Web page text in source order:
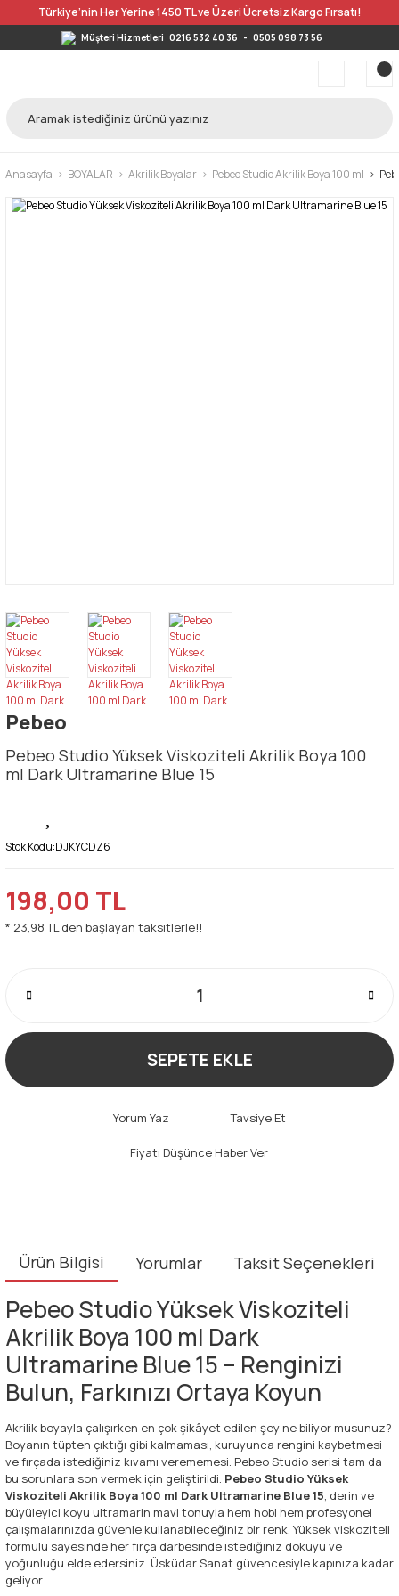
Türkiye’nin Her Yerine 1450 TL ve Üzeri Ücretsiz Kargo Fırsatı!
Müşteri Hizmetleri 0216 532 40 36 - 0505 098 73 56
Anasayfa BOYALAR Akrilik Boyalar Pebeo Studio Akrilik Boya 100 ml
Pebeo
Pebeo Studio Yüksek Viskoziteli Akrilik Boya 100
ml Dark Ultramarine Blue 15
Stok Kodu:DJKYCDZ6
198,00 TL
* 23,98 TL den başlayan taksitlerle!!
SEPETE EKLE
Yorum Yaz Tavsiye Et
Fiyatı Düşünce Haber Ver
Ürün Bilgisi Yorumlar Taksit Seçenekleri
Pebeo Studio Yüksek Viskoziteli
Akrilik Boya 100 ml Dark
Ultramarine Blue 15 – Renginizi
Bulun, Farkınızı Ortaya Koyun
Akrilik boyayla çalışırken en çok şikâyet edilen şey ne biliyor musunuz?
Boyanın tüpten çıktığı gibi kalmaması, kuruyunca rengini kaybetmesi
ve fırçada istediğiniz kıvamı verememesi. Pebeo Studio serisi tam da
bu sorunlara son vermek için geliştirildi. Pebeo Studio Yüksek
Viskoziteli Akrilik Boya 100 ml Dark Ultramarine Blue 15, derin ve
büyüleyici koyu ultramarin mavi tonuyla hem hobi hem profesyonel
çalışmalarınızda güvenle kullanabileceğiniz bir renk. Yüksek viskoziteli
formülü sayesinde her fırça darbesinde istediğiniz dokuyu ve
yoğunluğu elde edersiniz. Üsküdar Sanat güvencesiyle kapınıza kadar
geliyor.